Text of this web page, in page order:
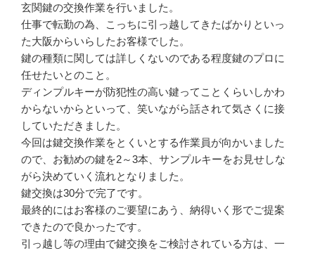
玄関鍵の交換作業を行いました。
仕事で転勤の為、こっちに引っ越してきたばかりといっ
た大阪からいらしたお客様でした。
鍵の種類に関しては詳しくないのである程度鍵のプロに
任せたいとのこと。
ディンプルキーが防犯性の高い鍵ってことくらいしかわ
からないからといって、笑いながら話されて気さくに接
していただきました。
今回は鍵交換作業をとくいとする作業員が向かいました
ので、お勧めの鍵を2～3本、サンプルキーをお見せしな
がら決めていく流れとなりました。
鍵交換は30分で完了です。
最終的にはお客様のご要望にあう、納得いく形でご提案
できたので良かったです。
引っ越し等の理由で鍵交換をご検討されている方は、一